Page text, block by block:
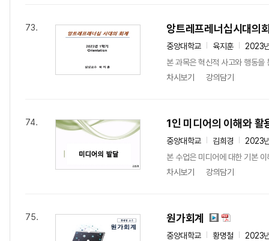
73. 앙트레프레너십시대의
중앙대학교 육지훈
2023
본 과목은 혁신적 사고와 행동을
차시보기
강의담기
74. 1인 미디어의 이해와 활
중앙대학교 김희경
2023
본 수업은 미디어에 대한 기본
차시보기
강의담기
75. 원가회계
중앙대학교 황명철
2023